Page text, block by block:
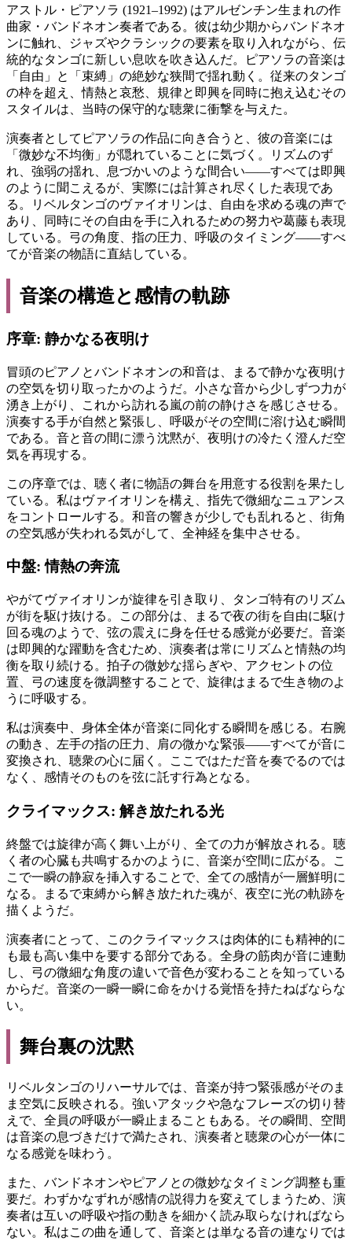
アストル・ピアソラ (1921–1992) はアルゼンチン生まれの作
曲家・バンドネオン奏者である。彼は幼少期からバンドネオ
ンに触れ、ジャズやクラシックの要素を取り入れながら、伝
統的なタンゴに新しい息吹を吹き込んだ。ピアソラの音楽は
「自由」と「束縛」の絶妙な狭間で揺れ動く。従来のタンゴ
の枠を超え、情熱と哀愁、規律と即興を同時に抱え込むその
スタイルは、当時の保守的な聴衆に衝撃を与えた。
演奏者としてピアソラの作品に向き合うと、彼の音楽には
「微妙な不均衡」が隠れていることに気づく。リズムのず
れ、強弱の揺れ、息づかいのような間合い――すべては即興
のように聞こえるが、実際には計算され尽くした表現であ
る。リベルタンゴのヴァイオリンは、自由を求める魂の声で
あり、同時にその自由を手に入れるための努力や葛藤も表現
している。弓の角度、指の圧力、呼吸のタイミング――すべ
てが音楽の物語に直結している。
音楽の構造と感情の軌跡
序章: 静かなる夜明け
冒頭のピアノとバンドネオンの和音は、まるで静かな夜明け
の空気を切り取ったかのようだ。小さな音から少しずつ力が
湧き上がり、これから訪れる嵐の前の静けさを感じさせる。
演奏する手が自然と緊張し、呼吸がその空間に溶け込む瞬間
である。音と音の間に漂う沈黙が、夜明けの冷たく澄んだ空
気を再現する。
この序章では、聴く者に物語の舞台を用意する役割を果たし
ている。私はヴァイオリンを構え、指先で微細なニュアンス
をコントロールする。和音の響きが少しでも乱れると、街角
の空気感が失われる気がして、全神経を集中させる。
中盤: 情熱の奔流
やがてヴァイオリンが旋律を引き取り、タンゴ特有のリズム
が街を駆け抜ける。この部分は、まるで夜の街を自由に駆け
回る魂のようで、弦の震えに身を任せる感覚が必要だ。音楽
は即興的な躍動を含むため、演奏者は常にリズムと情熱の均
衡を取り続ける。拍子の微妙な揺らぎや、アクセントの位
置、弓の速度を微調整することで、旋律はまるで生き物のよ
うに呼吸する。
私は演奏中、身体全体が音楽に同化する瞬間を感じる。右腕
の動き、左手の指の圧力、肩の微かな緊張――すべてが音に
変換され、聴衆の心に届く。ここではただ音を奏でるのでは
なく、感情そのものを弦に託す行為となる。
クライマックス: 解き放たれる光
終盤では旋律が高く舞い上がり、全ての力が解放される。聴
く者の心臓も共鳴するかのように、音楽が空間に広がる。こ
こで一瞬の静寂を挿入することで、全ての感情が一層鮮明に
なる。まるで束縛から解き放たれた魂が、夜空に光の軌跡を
描くようだ。
演奏者にとって、このクライマックスは肉体的にも精神的に
も最も高い集中を要する部分である。全身の筋肉が音に連動
し、弓の微細な角度の違いで音色が変わることを知っている
からだ。音楽の一瞬一瞬に命をかける覚悟を持たねばならな
い。
舞台裏の沈黙
リベルタンゴのリハーサルでは、音楽が持つ緊張感がそのま
ま空気に反映される。強いアタックや急なフレーズの切り替
えで、全員の呼吸が一瞬止まることもある。その瞬間、空間
は音楽の息づきだけで満たされ、演奏者と聴衆の心が一体に
なる感覚を味わう。
また、バンドネオンやピアノとの微妙なタイミング調整も重
要だ。わずかなずれが感情の説得力を変えてしまうため、演
奏者は互いの呼吸や指の動きを細かく読み取らなければなら
ない。私はこの曲を通して、音楽とは単なる音の連なりでは